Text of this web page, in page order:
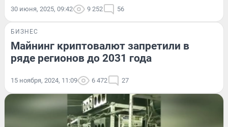
30 июня, 2025, 09:42 9 252 56
БИЗНЕС
Майнинг криптовалют запретили в
ряде регионов до 2031 года
15 ноября, 2024, 11:09 6 472 27